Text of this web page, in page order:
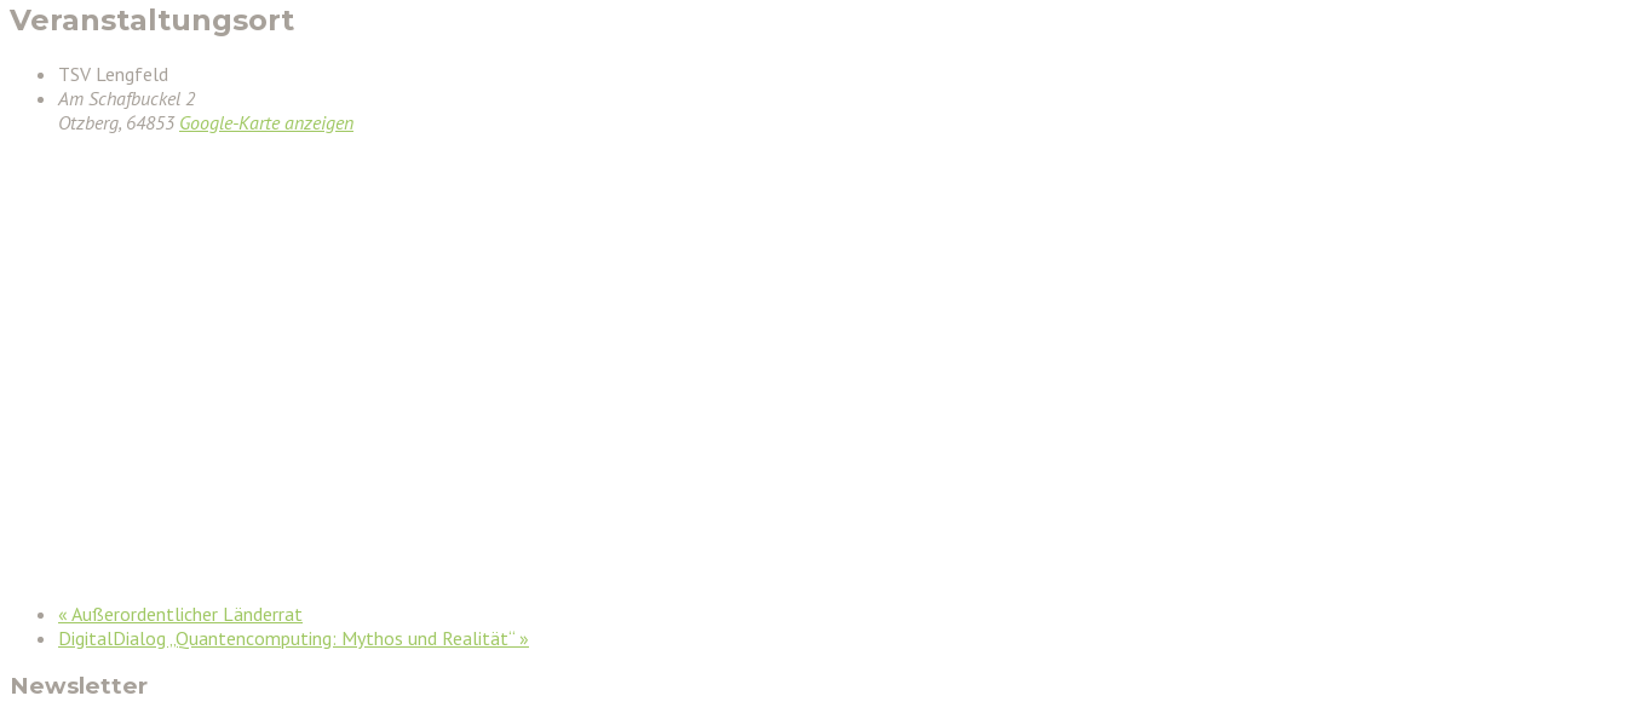
Veranstaltungsort
TSV Lengfeld
Am Schafbuckel 2
Otzberg, 64853 Google-Karte anzeigen
« Außerordentlicher Länderrat
DigitalDialog „Quantencomputing: Mythos und Realität“ »
Newsletter